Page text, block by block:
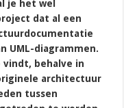
je het wel
dat al een
UML-diagrammen.
vindt, behalve in
architectuur
tussen